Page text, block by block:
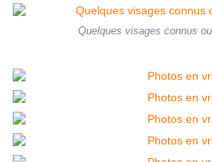
Quelques visages connus